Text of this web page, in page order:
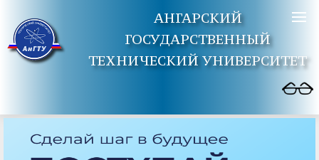
АНГАРСКИЙ
ГОСУДАРСТВЕННЫЙ
ТЕХНИЧЕСКИЙ УНИВЕРСИТЕТ